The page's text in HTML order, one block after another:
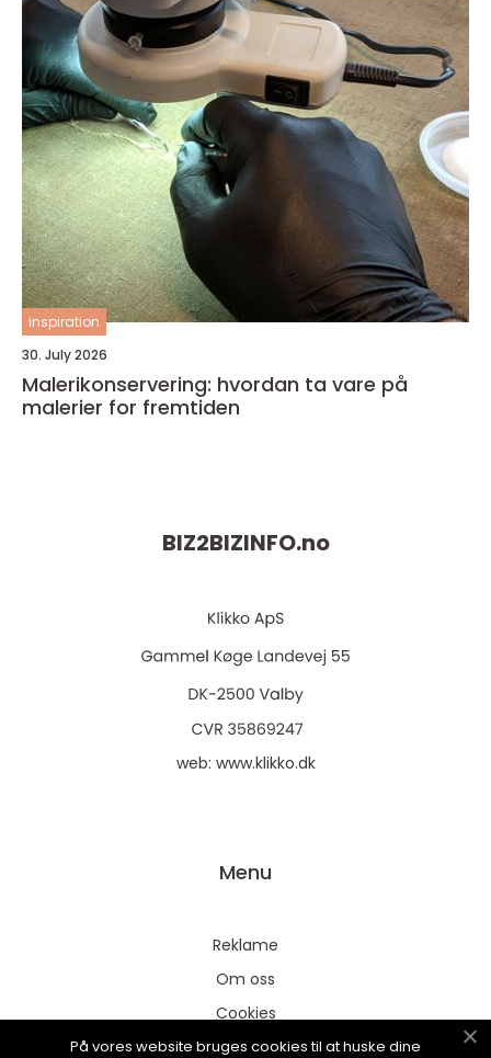
inspiration
30. July 2026
Malerikonservering: hvordan ta vare på
malerier for fremtiden
BIZ2BIZINFO.no
web: www.klikko.dk
Menu
Reklame
Om oss
Cookies
Kontakt Oss
På vores website bruges cookies til at huske dine